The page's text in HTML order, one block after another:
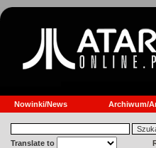
Nowinki/News Archiwum/
Translate to